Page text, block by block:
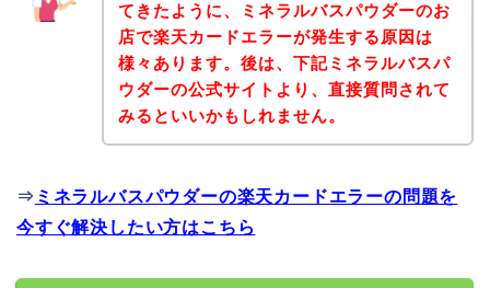
てきたように、ミネラルバスパウダーのお
店で楽天カードエラーが発生する原因は
様々あります。後は、下記ミネラルバスパ
ウダーの公式サイトより、直接質問されて
みるといいかもしれません。
⇒ ミネラルバスパウダーの楽天カードエラーの問題を
今すぐ解決したい方はこちら